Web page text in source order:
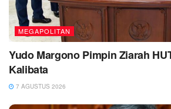
MEGAPOLITAN
Yudo Margono Pimpin Ziarah
Kalibata
7 AGUSTUS 2026